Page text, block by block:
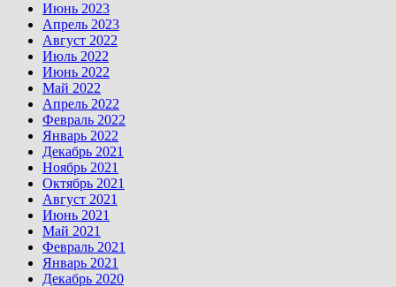
Июнь 2023
Апрель 2023
Август 2022
Июль 2022
Июнь 2022
Май 2022
Апрель 2022
Февраль 2022
Январь 2022
Декабрь 2021
Ноябрь 2021
Октябрь 2021
Август 2021
Июнь 2021
Май 2021
Февраль 2021
Январь 2021
Декабрь 2020